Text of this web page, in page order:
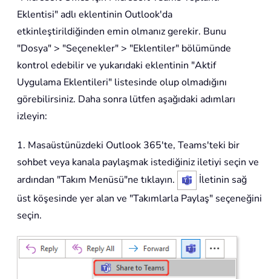
Eklentisi" adlı eklentinin Outlook'da
etkinleştirildiğinden emin olmanız gerekir. Bunu
"Dosya" > "Seçenekler" > "Eklentiler" bölümünde
kontrol edebilir ve yukarıdaki eklentinin "Aktif
Uygulama Eklentileri" listesinde olup olmadığını
görebilirsiniz. Daha sonra lütfen aşağıdaki adımları
izleyin:
1. Masaüstünüzdeki Outlook 365'te, Teams'teki bir
sohbet veya kanala paylaşmak istediğiniz iletiyi seçin ve
ardından "Takım Menüsü"ne tıklayın.
İletinin sağ
üst köşesinde yer alan ve "Takımlarla Paylaş" seçeneğini
seçin.